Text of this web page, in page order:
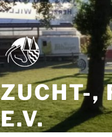
ZUCHT-,
E.V.